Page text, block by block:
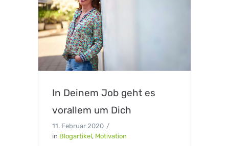
In Deinem Job geht es
vorallem um Dich
11. Februar 2020
in Blogartikel, Motivation